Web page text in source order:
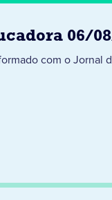
06/
com o Jornal